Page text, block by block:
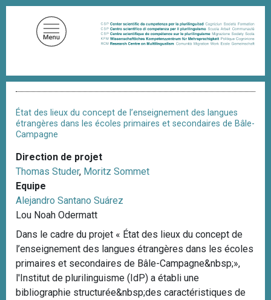
l
d
'
A
i
a
n
e
État des lieux du concept de l’enseignement des langues
étrangères dans les écoles primaires et secondaires de Bâle-
Campagne
Direction de projet
Thomas Studer, Moritz Sommet
Equipe
Alejandro Santano Suárez
Lou Noah Odermatt
Dans le cadre du projet « État des lieux du concept de
l’enseignement des langues étrangères dans les écoles
primaires et secondaires de Bâle-Campagne&nbsp;»,
l'Institut de plurilinguisme (IdP) a établi une
bibliographie structurée&nbsp;des caractéristiques de